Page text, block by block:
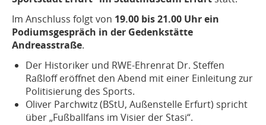
Im Anschluss folgt von 19.00 bis 21.00 Uhr ein
Podiumsgespräch in der Gedenkstätte
Andreasstraße.
Der Historiker und RWE-Ehrenrat Dr. Steffen
Raßloff eröffnet den Abend mit einer Einleitung zur
Politisierung des Sports.
Oliver Parchwitz (BStU, Außenstelle Erfurt) spricht
über „Fußballfans im Visier der Stasi“.